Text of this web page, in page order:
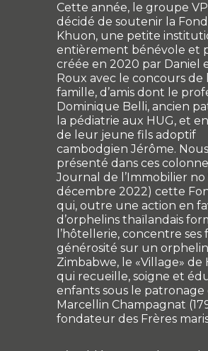
Cette année, le groupe
décidé de soutenir la
Khuon, une petite
entièrement bénévole et
créée en 2020 par Daniel
Roux avec le concours de
famille, d’amis dont le
Dominique Belli, ancien
la pédiatrie aux HUG, et
de leur jeune fils adoptif
cambodgien Jérôme.
présenté dans ces
Journal de l’Immobilier no
décembre 2022) cette
qui, outre une action en
d’orphelins thaïlandais
l’hôtellerie, concentre ses
générosité sur un
Zimbabwe, le «Village» de
qui recueille, soigne et
enfants sous le patronage
Marcellin Champagnat
fondateur des Frères